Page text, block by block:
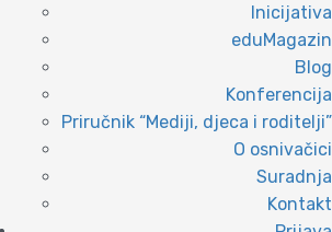
Inicijativa
eduMagazin
Blog
Konferencija
Priručnik “Mediji, djeca i roditelji”
O osnivačici
Suradnja
Kontakt